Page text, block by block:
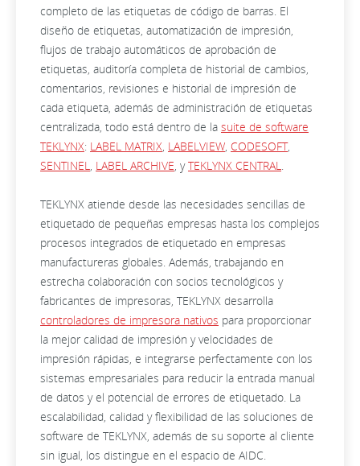
completo de las etiquetas de código de barras. El
diseño de etiquetas, automatización de impresión,
flujos de trabajo automáticos de aprobación de
etiquetas, auditoría completa de historial de cambios,
comentarios, revisiones e historial de impresión de
cada etiqueta, además de administración de etiquetas
centralizada, todo está dentro de la suite de software
TEKLYNX: LABEL MATRIX, LABELVIEW, CODESOFT,
SENTINEL, LABEL ARCHIVE, yTEKLYNX CENTRAL.
TEKLYNX atiende desde las necesidades sencillas de
etiquetado de pequeñas empresas hasta los complejos
procesos integrados de etiquetado en empresas
manufactureras globales. Además, trabajando en
estrecha colaboración con socios tecnológicos y
fabricantes de impresoras, TEKLYNX desarrolla
controladores de impresora nativos para proporcionar
la mejor calidad de impresión y velocidades de
impresión rápidas, e integrarse perfectamente con los
sistemas empresariales para reducir la entrada manual
de datos y el potencial de errores de etiquetado. La
escalabilidad, calidad y flexibilidad de las soluciones de
software de TEKLYNX, además de su soporte al cliente
sin igual, los distingue en el espacio de AIDC.